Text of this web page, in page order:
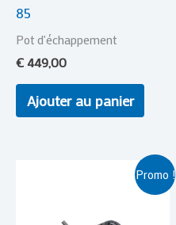
85
Pot d'échappement
€449,00
Ajouter au panier
Promo !
prix